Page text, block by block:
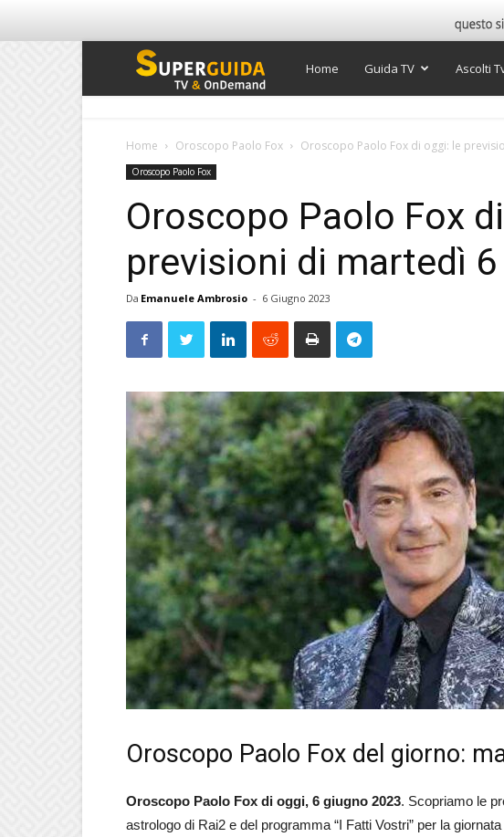
Super
Home Guida TV Ascolti
Home Oroscopo Paolo Fox Oroscopo Paolo Fox di oggi: le
Oroscopo Paolo Fox
Oroscopo Paolo Fox
previsioni di martedì
Da Emanuele Ambrosio - 6 Giugno 2023
Oroscopo Paolo Fox del giorno:
Oroscopo Paolo Fox di oggi, 6 giugno 2023. Scopriamo le
astrologo di Rai2 e del programma “I Fatti Vostri” per la